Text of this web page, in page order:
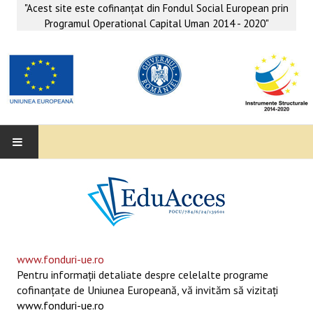
"Acest site este cofinanţat din Fondul Social European prin
Programul Operational Capital Uman 2014 - 2020"
SUPORT EDUCAȚIONAL MATEMATICĂ- INFORMATICĂ
SERVICII PSIHO-SOCIALE
www.fonduri-ue.ro
Pentru informaţii detaliate despre celelalte programe
cofinanţate de Uniunea Europeană, vă invităm să vizitaţi
www.fonduri-ue.ro